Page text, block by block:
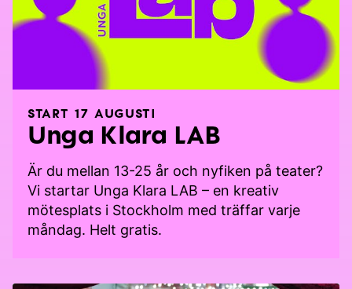
START 17 AUGUSTI
Unga Klara LAB
Är du mellan 13-25 år och nyfiken på teater?
Vi startar Unga Klara LAB – en kreativ
mötesplats i Stockholm med träffar varje
måndag. Helt gratis.